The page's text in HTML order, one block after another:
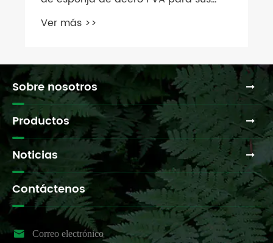
Sobre nosotros
Productos
Noticias
Contáctenos
 Correo electrónico